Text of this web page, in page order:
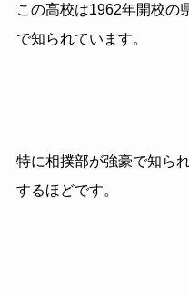
この高校は1962年開校の
で知られています。
特に相撲部が強豪で知ら
するほどです。